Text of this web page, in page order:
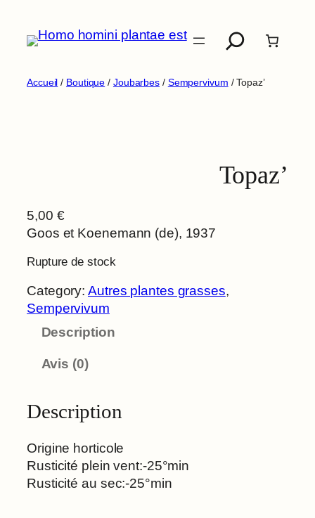
contenu
Accueil / Boutique / Joubarbes / Sempervivum / Topaz’
Topaz’
5,00 €
Goos et Koenemann (de), 1937
Rupture de stock
Category:Autres plantes grasses
Sempervivum
Description
Avis (0)
Description
Origine horticole
Rusticité plein vent:-25°min
Rusticité au sec:-25°min